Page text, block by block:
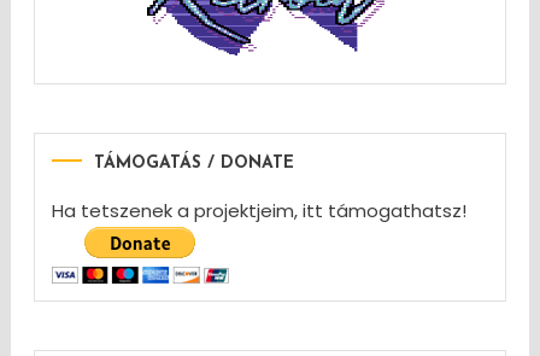
TÁMOGATÁS / DONATE
Ha tetszenek a projektjeim, itt támogathatsz!